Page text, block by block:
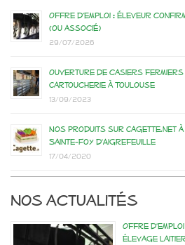
Offre d’emploi : éleveur
(ou associé)
29/07/2026
Ouverture de casiers
Cartoucherie à Toulouse
13/09/2023
Nos produits sur Cagette.net
Sainte-Foy d’Aigrefeuille
17/04/2020
Nos actualités
Offre
élevage